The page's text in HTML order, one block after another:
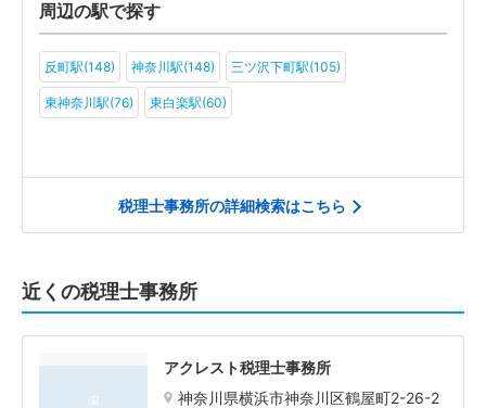
周辺の駅で探す
反町駅(148) 神奈川駅(148) 三ツ沢下町駅(105)
東神奈川駅(76) 東白楽駅(60)
税理士事務所の詳細検索はこちら
近くの税理士事務所
アクレスト税理士事務所
神奈川県横浜市神奈川区鶴屋町2-26-2